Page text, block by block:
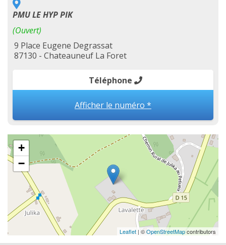
PMU LE HYP PIK
(Ouvert)
9 Place Eugene Degrassat
87130 - Chateauneuf La Foret
Téléphone
Afficher le numéro *
+
−
Leaflet | ©OpenStreetMapcontributors